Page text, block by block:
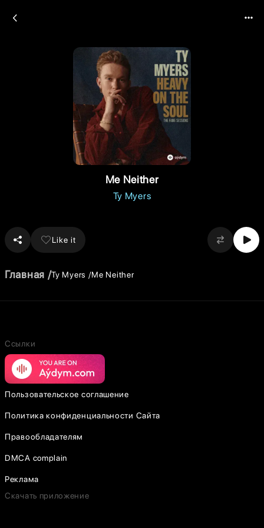
Me Neither
Ty Myers
Like it
Главная Ty Myers Me Neither
Ссылки
Пользовательское соглашение
Политика конфиденциальности Сайта
Правообладателям
DMCA complain
Реклама
Скачать приложение